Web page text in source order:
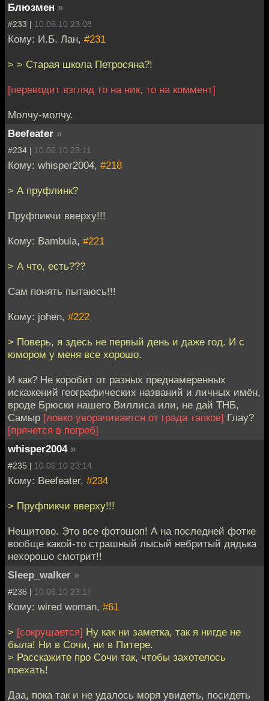
Блюзмен »
#233 | 10.06.10 23:08
Кому: И.Б. Лан, #231
> > Старая школа Петросяна?!
[переводит взгляд то на ник, то на коммент]
Молчу-молчу.
Beefeater »
#234 | 10.06.10 23:11
Кому: whisper2004, #218
> А пруфлинк?
Пруфпикчи вверху!!!
Кому: Bambula, #221
> А что, есть???
Сам понять пытаюсь!!!
Кому: johen, #222
> Поверь, я здесь не первый день и даже год. И с
юмором у меня все хорошо.
И как? Не коробит от разных преднамеренных
искажений географических названий и личных имён,
вроде Брюски нашего Виллиса или, не дай ТНБ,
Самыр [ловко уворачивается от града тапков] Глау?
[прячется в погреб]
whisper2004 »
#235 | 10.06.10 23:14
Кому: Beefeater, #234
> Пруфпикчи вверху!!!
Нещитово. Это все фотошоп! А на последней фотке
вообще какой-то страшный лысый небритый дядька
нехорошо смотрит!!
Sleep_walker »
#236 | 10.06.10 23:17
Кому: wired woman, #61
> [сокрушается] Ну как ни заметка, так я нигде не
была! Ни в Сочи, ни в Питере.
> Расскажите про Сочи так, чтобы захотелось
поехать!
Даа, пока так и не удалось моря увидеть, посидеть